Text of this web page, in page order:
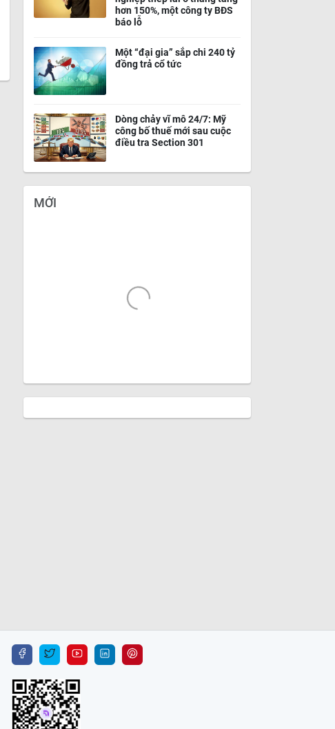
hơn 150%, một công ty BĐS
báo lỗ
Một “đại gia” sắp chi 240 tỷ
đồng trả cổ tức
Dòng chảy vĩ mô 24/7: Mỹ
công bố thuế mới sau cuộc
điều tra Section 301
MỚI